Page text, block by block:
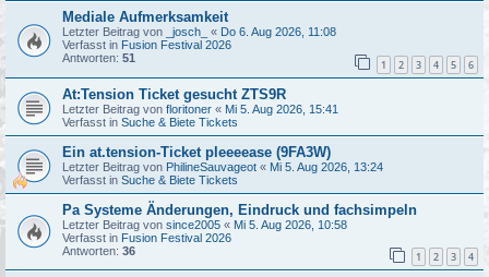
Mediale Aufmerksamkeit
Letzter Beitrag von _josch_ « Do 6. Aug 2026, 11:08
Verfasst in Fusion Festival 2026
Antworten: 51 1 2 3 4 5 6
At:Tension Ticket gesucht ZTS9R
Letzter Beitrag von floritoner « Mi 5. Aug 2026, 15:41
Verfasst in Suche & Biete Tickets
Ein at.tension-Ticket pleeeease (9FA3W)
Letzter Beitrag von PhilineSauvageot « Mi 5. Aug 2026, 13:24
Verfasst in Suche & Biete Tickets
Pa Systeme Änderungen, Eindruck und fachsimpeln
Letzter Beitrag von since2005 « Mi 5. Aug 2026, 10:58
Verfasst in Fusion Festival 2026
Antworten: 36 1 2 3 4